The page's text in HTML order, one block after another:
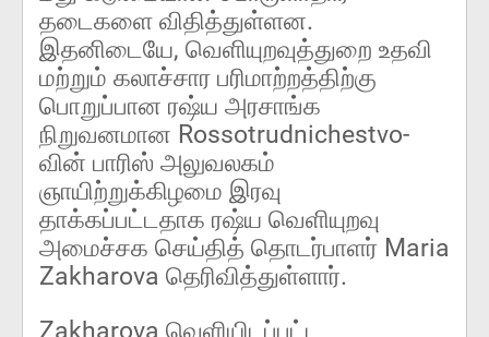
தடைகளை விதித்துள்ளன.
இதனிடையே, வெளியுறவுத்துறை உதவி
மற்றும் கலாச்சார பரிமாற்றத்திற்கு
பொறுப்பான ரஷ்ய அரசாங்க
நிறுவனமான Rossotrudnichestvo-
வின் பாரிஸ் அலுவலகம்
ஞாயிற்றுக்கிழமை இரவு
தாக்கப்பட்டதாக ரஷ்ய வெளியுறவு
அமைச்சக செய்தித் தொடர்பாளர் Maria
Zakharova தெரிவித்துள்ளார்.
Zakharova வெளியிடப்பட்ட